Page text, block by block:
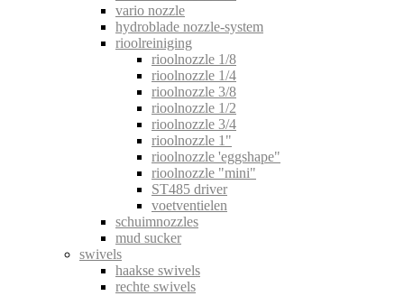
vario nozzle
hydroblade nozzle-system
rioolreiniging
rioolnozzle 1/8
rioolnozzle 1/4
rioolnozzle 3/8
rioolnozzle 1/2
rioolnozzle 3/4
rioolnozzle 1"
rioolnozzle 'eggshape"
rioolnozzle "mini"
ST485 driver
voetventielen
schuimnozzles
mud sucker
swivels
haakse swivels
rechte swivels